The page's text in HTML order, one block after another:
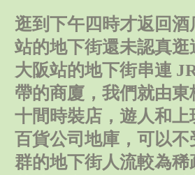
逛到下午四時才返回
站的地下街還未認真
大阪站的地下街串連
帶的商廈，我們就由
十間時裝店，遊人和
百貨公司地庫，可以
群的地下街人流較為